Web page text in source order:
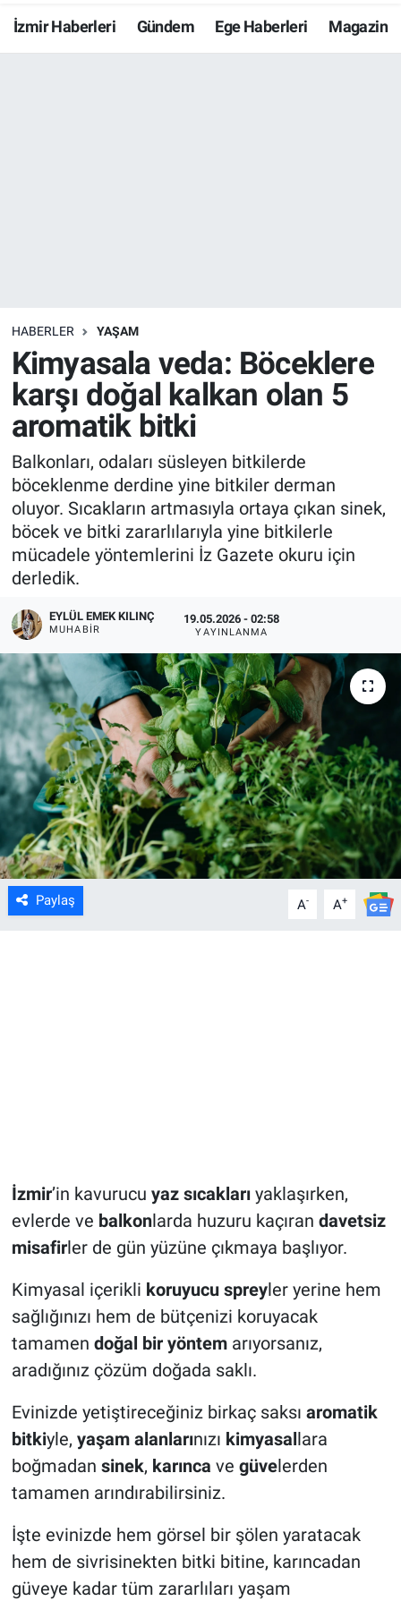
İzmir Haberleri Gündem Ege Haberleri Magazin
HABERLER YAŞAM
Kimyasala veda: Böceklere
karşı doğal kalkan olan 5
aromatik bitki
Balkonları, odaları süsleyen bitkilerde
böceklenme derdine yine bitkiler derman
oluyor. Sıcakların artmasıyla ortaya çıkan sinek,
böcek ve bitki zararlılarıyla yine bitkilerle
mücadele yöntemlerini İz Gazete okuru için
derledik.
EYLÜL EMEK KILINÇ
MUHABIR
19.05.2026 - 02:58
YAYINLANMA
Paylaş A- A+
İzmir’in kavurucu yaz sıcakları yaklaşırken,
evlerde ve balkonlarda huzuru kaçıran davetsiz
misafirler de gün yüzüne çıkmaya başlıyor.
Kimyasal içerikli koruyucu spreyler yerine hem
sağlığınızı hem de bütçenizi koruyacak
tamamen doğal bir yöntemarıyorsanız,
aradığınız çözüm doğada saklı.
Evinizde yetiştireceğiniz birkaç saksı aromatik
bitkiyle, yaşam alanlarınızı kimyasallara
boğmadan sinek, karınca ve güvelerden
tamamen arındırabilirsiniz.
İşte evinizde hem görsel bir şölen yaratacak
hem de sivrisinekten bitki bitine, karıncadan
güveye kadar tüm zararlıları yaşam
Resmi İlanlar